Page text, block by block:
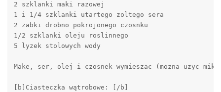
2 szklanki maki razowej
1 i 1/4 szklanki utartego zoltego sera
2 zabki drobno pokrojonego czosnku
1/2 szklanki oleju roslinnego
5 lyzek stolowych wody
Make, ser, olej i czosnek wymieszac (mozna uzyc
[b]Ciasteczka wątrobowe: [/b]